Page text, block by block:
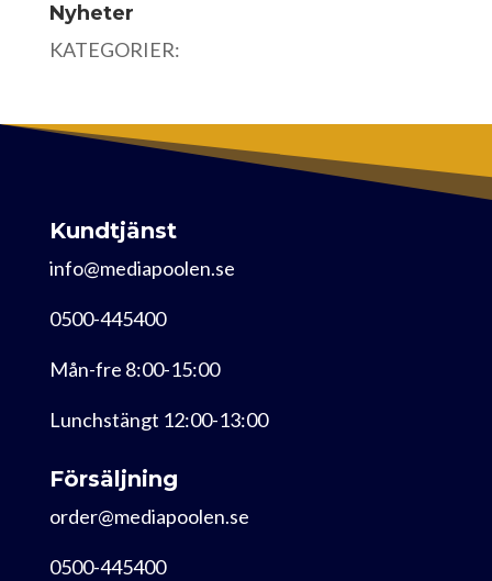
Nyheter
KATEGORIER:
Kundtjänst
info@mediapoolen.se
0500-445400
Mån-fre 8:00-15:00
Lunchstängt 12:00-13:00
Försäljning
order@mediapoolen.se
0500-445400